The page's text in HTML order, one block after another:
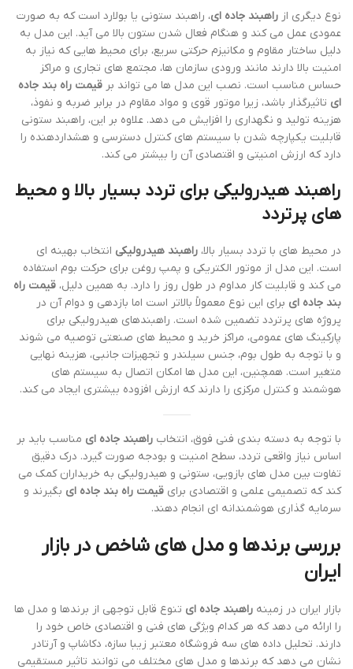
نوع دیگری از راهبند جاده ای، راهبند ستونی یا بولارد است که به صورت
عمودی عمل می کند و هنگام فعال شدن ستون بالا می آید. این مدل به
دلیل ساختار مقاوم و مکانیزم حرکتی سریع، برای محیط هایی که نیاز به
امنیت بالا دارند مانند ورودی سازمان ها، مجتمع های تجاری و مراکز
حساس مناسب است. نصب این مدل ها می تواند بر قیمت راه بند جاده
ای تاثیرگذار باشد، زیرا موتور قوی و مواد مقاوم در برابر ضربه و نفوذ،
هزینه تولید و نگهداری را افزایش می دهد. علاوه بر این، راهبند ستونی
قابلیت یکپارچه شدن با سیستم های کنترل دسترسی و هشداردهنده را
دارد که ارزش امنیتی و اقتصادی آن را بیشتر می کند.
راهبند هیدرولیکی برای تردد بسیار بالا و محیط
های پرتردد
در محیط های با تردد بسیار بالا، راهبند هیدرولیکی انتخاب بهینه ای
است. این مدل از موتور الکتریکی و پمپ روغن برای حرکت بوم استفاده
می کند و قابلیت کار مداوم در طول روز را دارد. به همین دلیل، قیمت راه
بند جاده ای برای این نوع معمولاً بالاتر است اما بازدهی و دوام آن در
پروژه های پرتردد تضمین شده است. راهبندهای هیدرولیکی برای
پارکینگ های عمومی، مراکز خرید و محیط های صنعتی توصیه می شوند
و با توجه به طول بوم، جنس سیلندر و تجهیزات جانبی، هزینه نهایی
متغیر است. همچنین، این مدل ها امکان اتصال به سیستم های
هوشمند و کنترل مرکزی را دارند که ارزش افزوده بیشتری ایجاد می کند.
با توجه به دسته بندی فنی فوق، انتخاب راهبند جاده ای مناسب باید بر
اساس نیاز واقعی تردد، سطح امنیت و بودجه صورت گیرد. درک دقیق
تفاوت بین مدل های بازویی، ستونی و هیدرولیکی به خریداران کمک می
کند که تصمیمی علمی و اقتصادی برای قیمت راه بند جاده ای بگیرند و
سرمایه گذاری هوشمندانه ای انجام دهند.
بررسی برندها و مدل های شاخص در بازار
ایران
بازار ایران در زمینه راهبند جاده ای تنوع قابل توجهی از برندها و مدل ها
را ارائه می دهد که هر کدام ویژگی های فنی و اقتصادی خاص خود را
دارند. تحلیل داده های سه فروشگاه معتبر زیبا سازه، دکاشاپ و آرتادر
نشان می دهد که برندها و مدل های مختلف می توانند تاثیر مستقیمی